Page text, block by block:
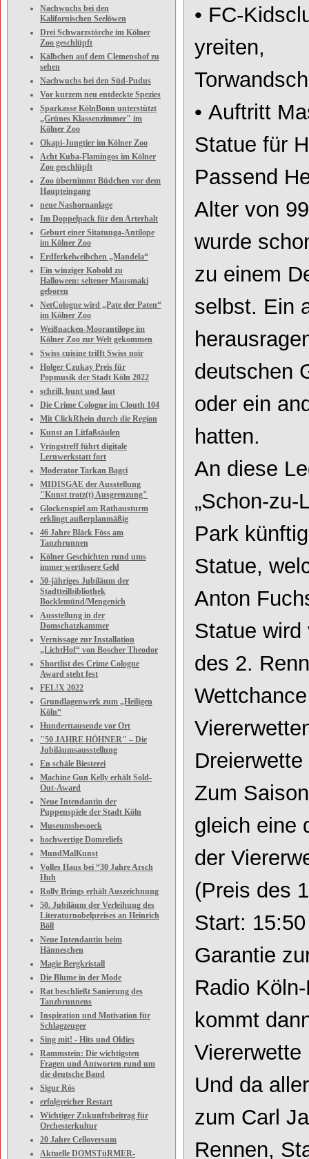
Nachwuchs bei den
Kalifornischen Seelöwen
Drei Schwarzstörche im Kölner
Zoo geschlüpft
Kälbchen auf dem Clemenshof zu
sehen
Nachwuchs bei den Süd-Pudus
Vor kurzem neu entdeckte Spezies
Sparkasse KölnBonn unterstützt
„Grünes Klassenzimmer" im
Kölner Zoo
Okapi-Jungtier im Kölner Zoo
Acht Kuba-Flamingos im Kölner
Zoo geschlüpft
Zoo übernimmt Büdchen vor dem
Haupteingang
neue Nashornanlage
Im Doppelpack für den Arterhalt
Geburt einer Sitatunga-Antilope
im Kölner Zoo
Erdferkelweibchen „Mandela“
Ein winziger Kobold zu
Halloween: seltener Mausmaki
geboren
NetCologne wird „Pate der Paten“
im Kölner Zoo
Weißnacken-Moorantilope im
Kölner Zoo zur Welt gekommen
Swiss cuisine trifft Swiss noir
Holger Czukay Preis für
Popmusik der Stadt Köln 2022
schrill, bunt und laut
Die Crime Cologne im Clouth 104
Mit ClickRhein durch die Region
Kunst an Litfaßsäulen
Vringstreff führt digitale
Lernwerkstatt fort
Moderator Tarkan Bagci
MIDISGAE der Ausstellung
"Kunst trotz(t) Ausgrenzung"
Glockenspiel am Rathausturm
erklingt außerplanmäßig
46 Jahre Bläck Föss am
Tanzbrunnen
Kölner Geschichten rund ums
immer wertlosere Geld
50-jähriges Jubiläum der
Stadtteilbibliothek
Bocklemünd/Mengenich
Ausstellung in der
Domschatzkammer
Vernissage zur Installation
„LichtHof“ von Boscher Theodor
Shortlist des Crime Cologne
Award steht fest
FEL!X 2022
Grundlagenwerk zum „Heiligen
Köln“
Hunderttausende vor Ort
"50 JAHRE HÖHNER" – Die
Jubiläumsausstellung
En schäle Biesterei
Machine Gun Kelly erhält Sold-
Out-Award
Neue Intendantin der
Puppenspiele der Stadt Köln
Museumsbesoeck
hochwertige Domreliefs
MundMalKunst
Volles Haus bei “30 Jahre Arsch
Huh
Rolly Brings erhält Auszeichnung
50. Jubiläum der Verleihung des
Literaturnobelpreises an Heinrich
Böll
Neue Intendantin beim
Hänneschen
Magie Bergkristall
Die Blume in der Mode
Rat beschließt Sanierung des
Tanzbrunnens
Inspiration und Motivation für
Schlagzeuger
Sing mit! - Hits und Oldies
Rammstein: Die wichtigsten
Fragen und Antworten rund um
die deutsche Band
Sigur Rós
erfolgreicher Restart
Wichtiger Zukunftsbeitrag für
Orchesterkultur
20 Jahre Celloversum
Aktuelle DOMSTüRMER-
• FC-
yreiten,
• Auftritt
Statue für
Passend
Alter von
wurde
zu einem
selbst. Ein
deutschen
oder ein
hatten.
An diese
„Schon-zu-
Park
Statue,
Anton
Statue wird
des 2.
Dreierwette
Zum
gleich eine
der
(Preis des
Start:
Garantie
Radio Köln-
kommt
Und da
zum Carl
Rennen,